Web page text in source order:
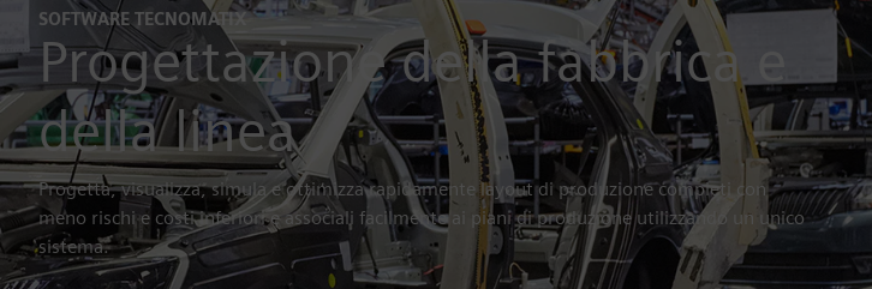
SOFTWARE TECNOMATIX
Progettazione della fabbrica e
della linea
Progetta, visualizza, simula e ottimizza rapidamente layout di produzione completi con
meno rischi e costi inferiori e associali facilmente ai piani di produzione utilizzando un unico
sistema.